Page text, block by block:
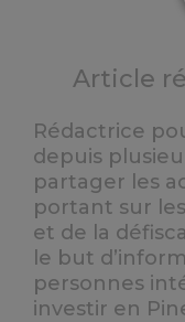
Article
Rédactrice
depuis
partager les
portant sur
et de la
le but
personnes
investir en